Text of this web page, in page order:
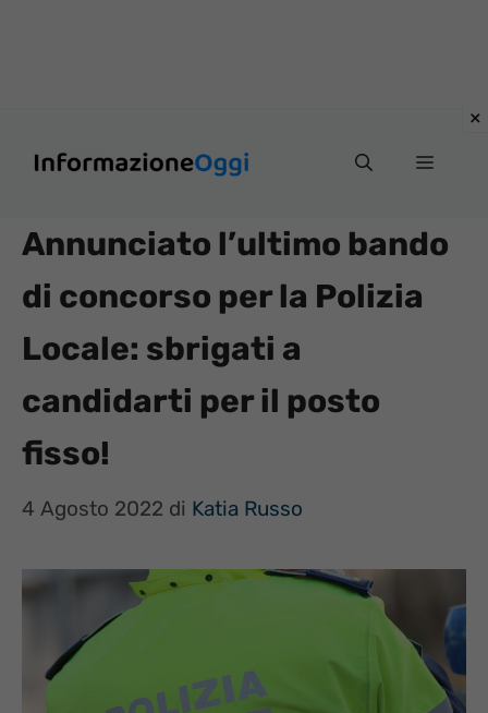
Menu
Annunciato l’ultimo bando
di concorso per la Polizia
Locale: sbrigati a
candidarti per il posto
fisso!
4 Agosto 2022 di Katia Russo